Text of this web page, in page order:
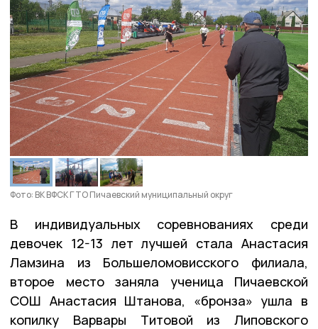
Фото: ВК ВФСК ГТО Пичаевский муниципальный округ
В индивидуальных соревнованиях среди
девочек 12-13 лет лучшей стала Анастасия
Ламзина из Большеломовисского филиала,
второе место заняла ученица Пичаевской
СОШ Анастасия Штанова, «бронза» ушла в
копилку Варвары Титовой из Липовского